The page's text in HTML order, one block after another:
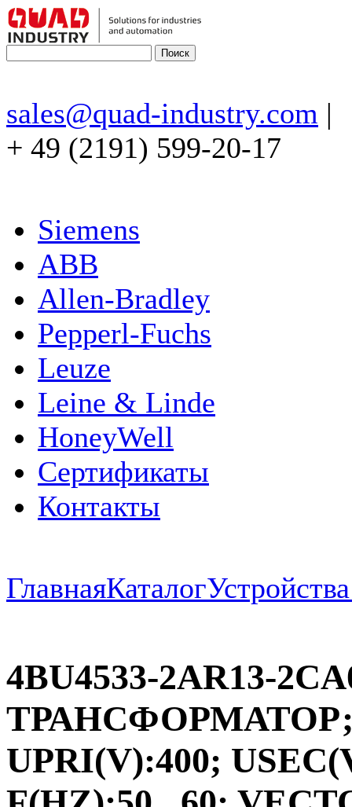
sales@quad-industry.com |
+ 49 (2191) 599-20-17
Siemens
ABB
Allen-Bradley
Pepperl-Fuchs
Leuze
Leine & Linde
HoneyWell
Сертификаты
Контакты
ГлавнаяКаталог
4BU4533-2AR13-
UPRI(V):400;